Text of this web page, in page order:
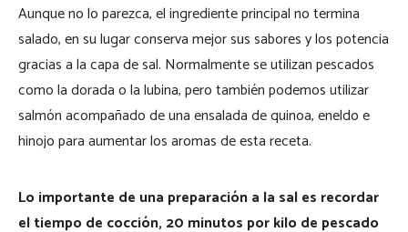
Aunque no lo parezca, el ingrediente principal no termina
salado, en su lugar conserva mejor sus sabores y los potencia
gracias a la capa de sal. Normalmente se utilizan pescados
como la dorada o la lubina, pero también podemos utilizar
salmón acompañado de una ensalada de quinoa, eneldo e
hinojo para aumentar los aromas de esta receta.
Lo importante de una preparación a la sal es recordar
el tiempo de cocción, 20 minutos por kilo de pescado